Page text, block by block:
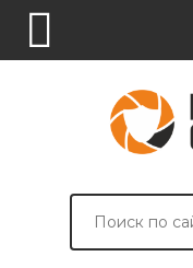
СПЕЦОДЕЖДА
СПЕЦОБУВЬ
СРЕДСТВА
БРЕНДИРОВАНИЕ